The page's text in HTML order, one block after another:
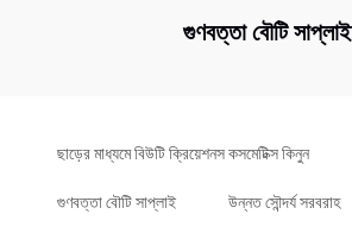
গুণবত্তা বৌটি সাপ্লাই
ছাড়ের মাধ্যমে বিউটি ক্রিয়েশনস কসমেটিক্স কিনুন
গুণবত্তা বৌটি সাপ্লাই উন্নত সৌন্দর্য সরবরাহ